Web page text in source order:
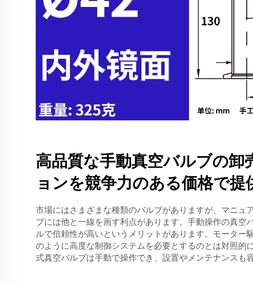
高品質な手動真空バルブの卸
ョンを競争力のある価格で提
市場にはさまざまな種類のバルブがありますが、マニュ
ブには他と一線を画す利点があります。手動操作の真空
ルで信頼性が高いというメリットがあります。モーター
のように高度な制御システムを必要とするのとは対照的
式真空バルブは手動で操作でき、設置やメンテナンスも容